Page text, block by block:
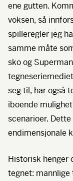
ene gutten.
voksen, så
spilleregler jeg
samme måte
sko og
seg til, har også
iboende
scenarioer.
endimensjonale
Historisk henger
tegnet: mannlige